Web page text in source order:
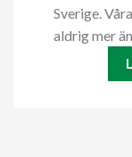
Sverige.
aldrig mer